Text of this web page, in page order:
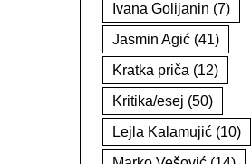
Ivana Golijanin (7)
Jasmin Agić(41)
Kratka priča (12)
Kritika/esej (50)
Lejla Kalamujić(10)